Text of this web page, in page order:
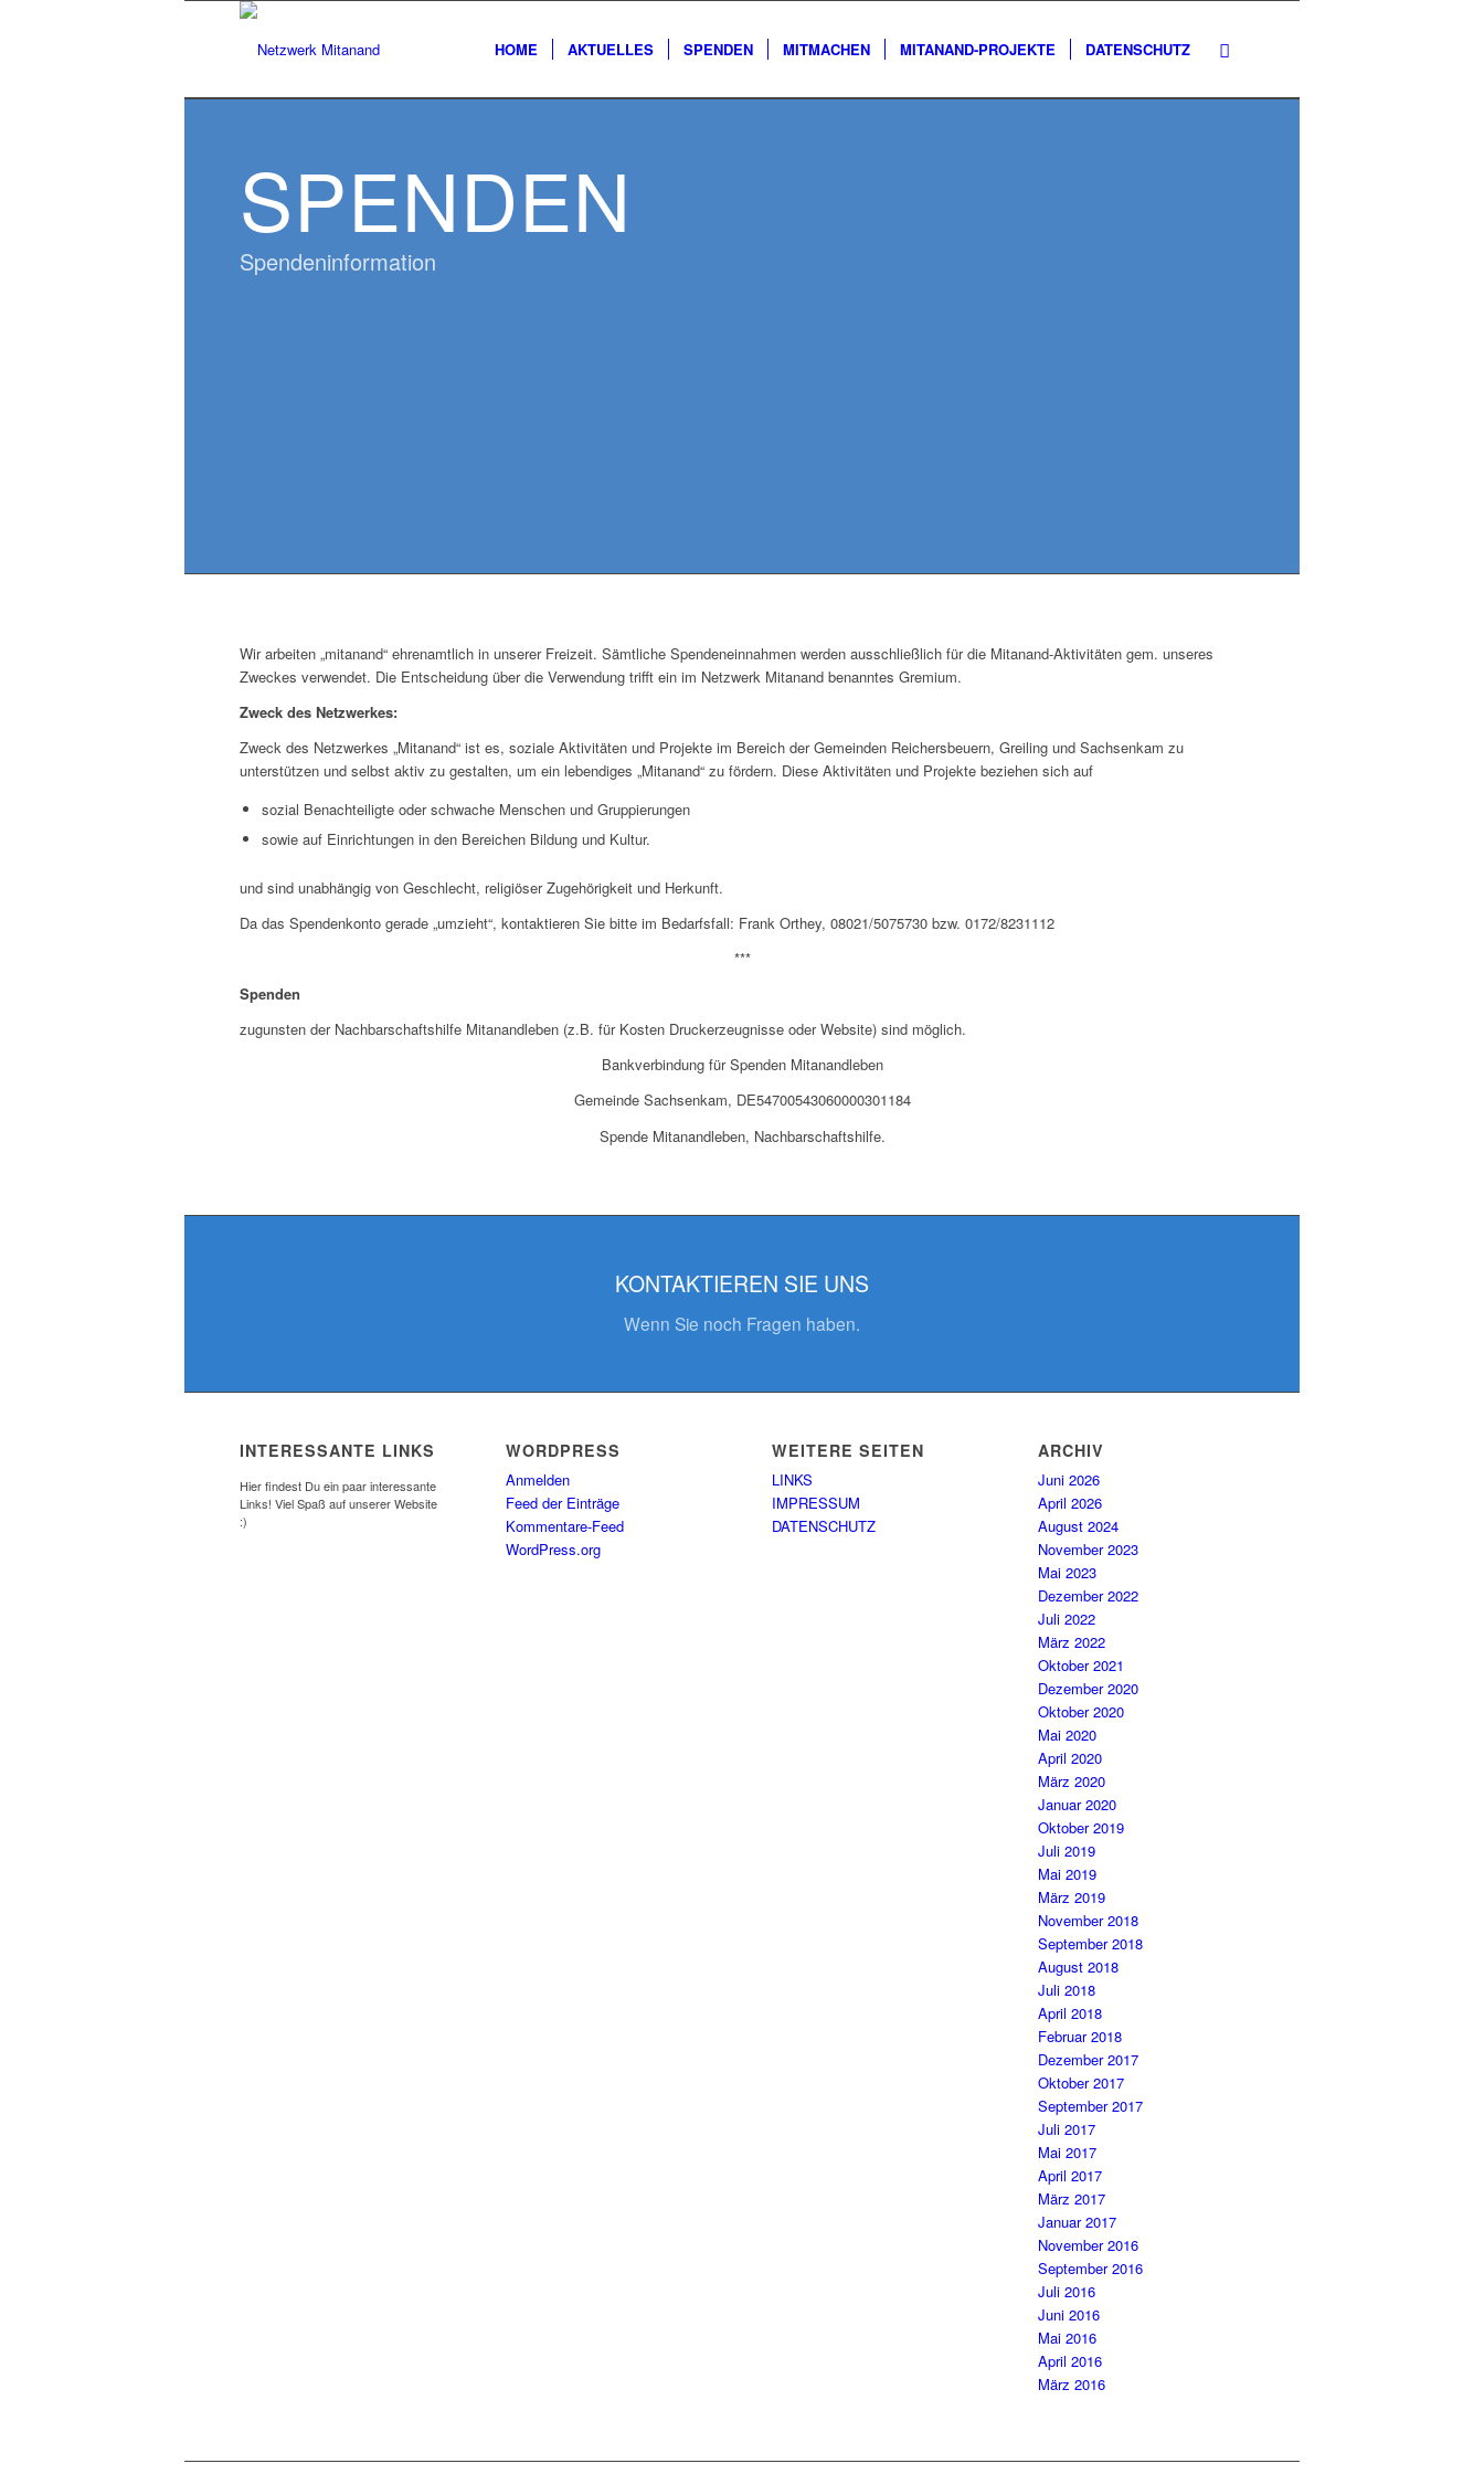
HOME AKTUELLES SPENDEN MITMACHEN MITANAND-PROJEKTE DATENSCHUTZ
SPENDEN
Spendeninformation
Wir arbeiten „mitanand“ ehrenamtlich in unserer Freizeit. Sämtliche Spendeneinnahmen werden ausschließlich für die Mitanand-Aktivitäten gem. unseres
Zweckes verwendet. Die Entscheidung über die Verwendung trifft ein im Netzwerk Mitanand benanntes Gremium.
Zweck des Netzwerkes:
Zweck des Netzwerkes „Mitanand“ ist es, soziale Aktivitäten und Projekte im Bereich der Gemeinden Reichersbeuern, Greiling und Sachsenkam zu
unterstützen und selbst aktiv zu gestalten, um ein lebendiges „Mitanand“ zu fördern. Diese Aktivitäten und Projekte beziehen sich auf
sozial Benachteiligte oder schwache Menschen und Gruppierungen
sowie auf Einrichtungen in den Bereichen Bildung und Kultur.
und sind unabhängig von Geschlecht, religiöser Zugehörigkeit und Herkunft.
Da das Spendenkonto gerade „umzieht“, kontaktieren Sie bitte im Bedarfsfall: Frank Orthey, 08021/5075730 bzw. 0172/8231112
***
Spenden
zugunsten der Nachbarschaftshilfe Mitanandleben (z.B. für Kosten Druckerzeugnisse oder Website) sind möglich.
Bankverbindung für Spenden Mitanandleben
Gemeinde Sachsenkam, DE54700543060000301184
Spende Mitanandleben, Nachbarschaftshilfe.
KONTAKTIEREN SIE UNS
Wenn Sie noch Fragen haben.
INTERESSANTE LINKS
Hier findest Du ein paar interessante
Links! Viel Spaß auf unserer Website
:)
WORDPRESS
Anmelden
Feed der Einträge
Kommentare-Feed
WordPress.org
WEITERE SEITEN
LINKS
IMPRESSUM
DATENSCHUTZ
ARCHIV
Juni 2026
April 2026
August 2024
November 2023
Mai 2023
Dezember 2022
Juli 2022
März 2022
Oktober 2021
Dezember 2020
Oktober 2020
Mai 2020
April 2020
März 2020
Januar 2020
Oktober 2019
Juli 2019
Mai 2019
März 2019
November 2018
September 2018
August 2018
Juli 2018
April 2018
Februar 2018
Dezember 2017
Oktober 2017
September 2017
Juli 2017
Mai 2017
April 2017
März 2017
Januar 2017
November 2016
September 2016
Juli 2016
Juni 2016
Mai 2016
April 2016
März 2016